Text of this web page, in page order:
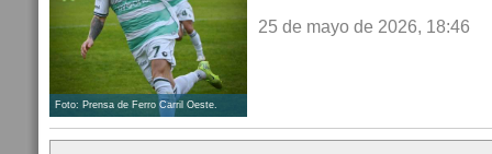
Foto: Prensa de Ferro Carril Oeste.
25 de mayo de 2026, 18:46